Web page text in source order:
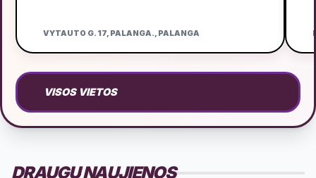
VYTAUTO G. 17, PALANGA., PALANGA
VISOS VIETOS
DRAUGŲ NAUJIENOS